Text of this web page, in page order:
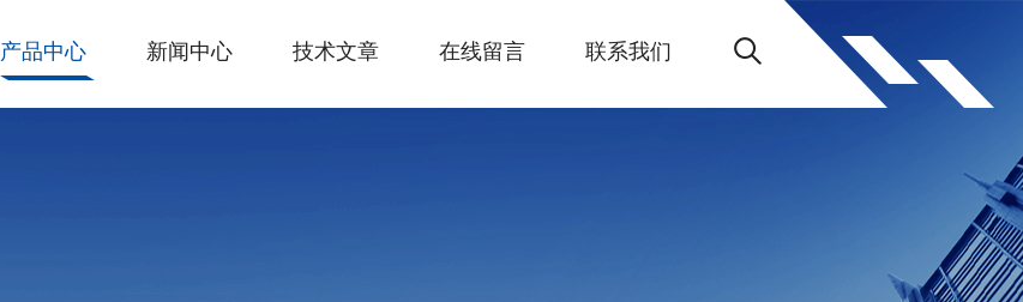
产品中心 新闻中心 技术文章 在线留言 联系我们